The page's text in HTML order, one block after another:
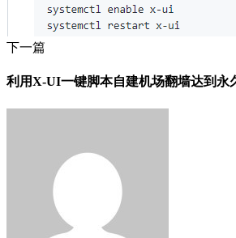
下一篇
利用X-UI一键脚本自建机场翻墙达到永